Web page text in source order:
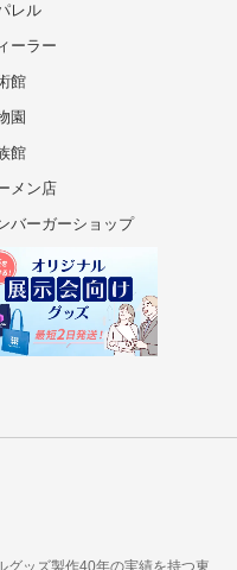
レル
ーラー
館
園
館
メン店
バーガーショップ
グッズ製作40年の実績を持つ東